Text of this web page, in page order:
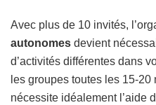
Avec plus de 10 invités,
autonomes devient
d’activités différentes dans
les groupes toutes les 15-
nécessite idéalement l’aide